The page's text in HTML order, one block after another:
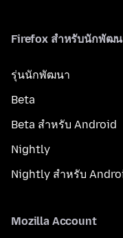
Firefox สำหรับนักพัฒ
รุ่นนักพัฒนา
Beta
Beta สำหรับ Android
Nightly
Nightly สำหรับ
Mozilla Account